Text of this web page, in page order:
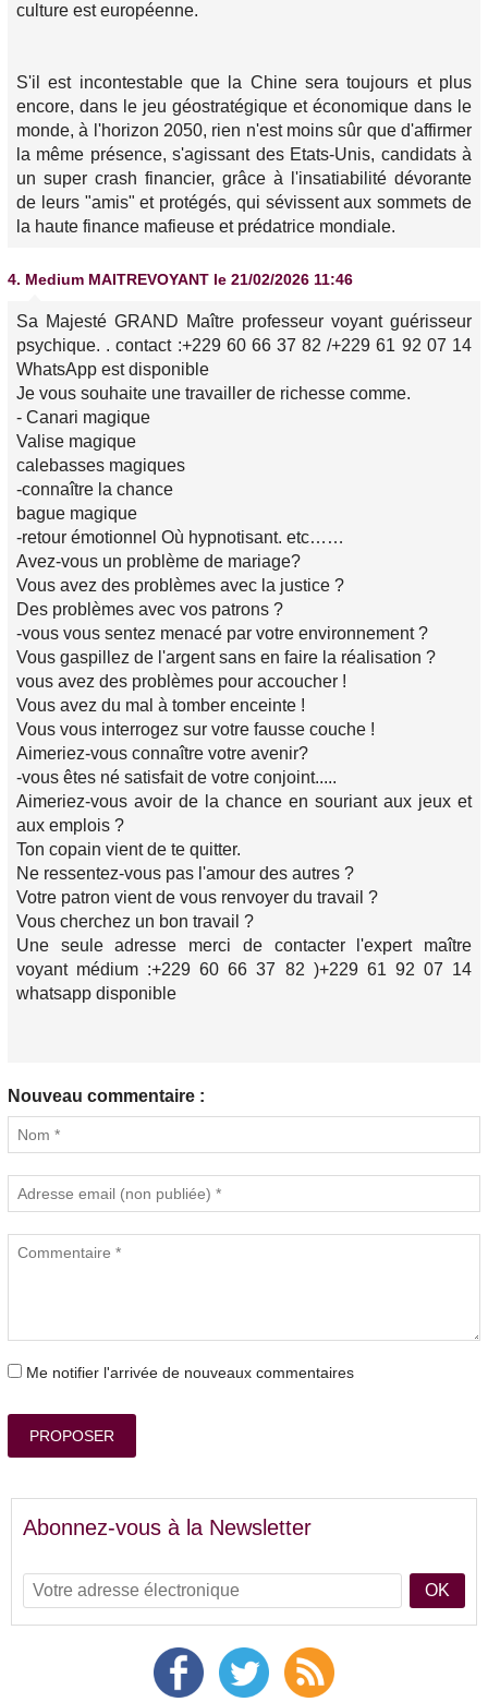
culture est européenne.
S'il est incontestable que la Chine sera toujours et plus
encore, dans le jeu géostratégique et économique dans le
monde, à l'horizon 2050, rien n'est moins sûr que d'affirmer
la même présence, s'agissant des Etats-Unis, candidats à
un super crash financier, grâce à l'insatiabilité dévorante
de leurs "amis" et protégés, qui sévissent aux sommets de
la haute finance mafieuse et prédatrice mondiale.
4. Medium MAITREVOYANT le 21/02/2026 11:46
Sa Majesté GRAND Maître professeur voyant guérisseur
psychique. . contact :+229 60 66 37 82 /+229 61 92 07 14
WhatsApp est disponible
Je vous souhaite une travailler de richesse comme.
- Canari magique
Valise magique
calebasses magiques
-connaître la chance
bague magique
-retour émotionnel Où hypnotisant. etc……
Avez-vous un problème de mariage?
Vous avez des problèmes avec la justice ?
Des problèmes avec vos patrons ?
-vous vous sentez menacé par votre environnement ?
Vous gaspillez de l'argent sans en faire la réalisation ?
vous avez des problèmes pour accoucher !
Vous avez du mal à tomber enceinte !
Vous vous interrogez sur votre fausse couche !
Aimeriez-vous connaître votre avenir?
-vous êtes né satisfait de votre conjoint.....
Aimeriez-vous avoir de la chance en souriant aux jeux et
aux emplois ?
Ton copain vient de te quitter.
Ne ressentez-vous pas l'amour des autres ?
Votre patron vient de vous renvoyer du travail ?
Vous cherchez un bon travail ?
Une seule adresse merci de contacter l'expert maître
voyant médium :+229 60 66 37 82 )+229 61 92 07 14
whatsapp disponible
Nouveau commentaire :
Me notifier l'arrivée de nouveaux commentaires
PROPOSER
Abonnez-vous à la Newsletter
OK